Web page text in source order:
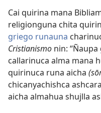
Cai quirina mana
religionguna chita
griego runauna
Cristianismo nin:
callarinuca alma mana
quirinuca runa aicha
chicanyachishca
aicha almahua shujlla